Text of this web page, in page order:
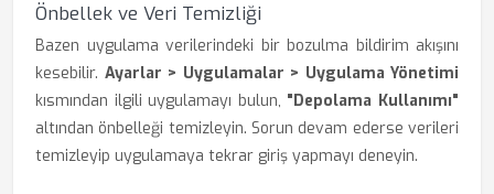
Önbellek ve Veri Temizliği
Bazen uygulama verilerindeki bir bozulma bildirim akışını
kesebilir. Ayarlar > Uygulamalar > Uygulama Yönetimi
kısmından ilgili uygulamayı bulun, "Depolama Kullanımı"
altından önbelleği temizleyin. Sorun devam ederse verileri
temizleyip uygulamaya tekrar giriş yapmayı deneyin.